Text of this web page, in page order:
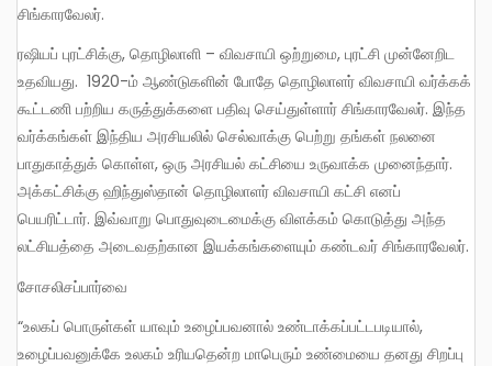
சிங்காரவேலர்.
ரஷியப் புரட்சிக்கு, தொழிலாளி – விவசாயி ஒற்றுமை, புரட்சி முன்னேறிட
உதவியது. 1920-ம் ஆண்டுகளின் போதே தொழிலாளர் விவசாயி வர்க்கக்
கூட்டணி பற்றிய கருத்துக்களை பதிவு செய்துள்ளார் சிங்காரவேலர். இந்த
வர்க்கங்கள் இந்திய அரசியலில் செல்வாக்கு பெற்று தங்கள் நலனை
பாதுகாத்துக் கொள்ள, ஒரு அரசியல் கட்சியை உருவாக்க முனைந்தார்.
அக்கட்சிக்கு ஹிந்துஸ்தான் தொழிலாளர் விவசாயி கட்சி எனப்
பெயரிட்டார். இவ்வாறு பொதுவுடைமைக்கு விளக்கம் கொடுத்து அந்த
லட்சியத்தை அடைவதற்கான இயக்கங்களையும் கண்டவர் சிங்காரவேலர்.
சோசலிசப்பார்வை
“உலகப் பொருள்கள் யாவும் உழைப்பவனால் உண்டாக்கப்பட்டபடியால்,
உழைப்பவனுக்கே உலகம் உரியதென்ற மாபெரும் உண்மையை தனது சிறப்பு